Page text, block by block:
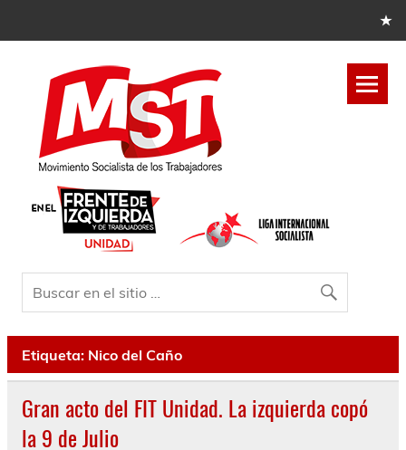
Etiqueta: Nico del Caño
Gran acto del FIT Unidad. La izquierda copó
la 9 de Julio